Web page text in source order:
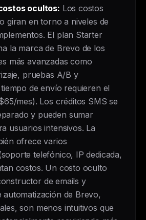
ocultos: Los costos
giran en torno a niveles de
El plan Starter
la marca de Brevo de los
más avanzadas como
pruebas A/B y
de envío requieren el
mes). Los créditos SMS se
y pueden sumar
usuarios intensivos. La
ofrece varios
telefónico, IP dedicada,
costos. Un costo oculto
de emails y
automatización de Brevo,
son menos intuitivos que